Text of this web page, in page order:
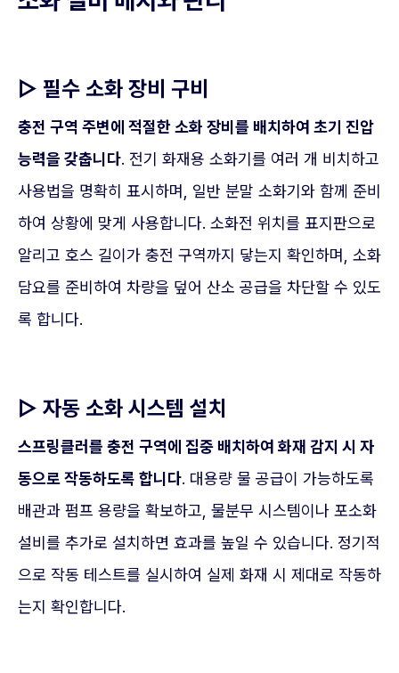
▷ 필수 소화 장비 구비
충전 구역 주변에 적절한 소화 장비를 배치하여 초기 진압
능력을 갖춥니다. 전기 화재용 소화기를 여러 개 비치하고
사용법을 명확히 표시하며, 일반 분말 소화기와 함께 준비
하여 상황에 맞게 사용합니다. 소화전 위치를 표지판으로
알리고 호스 길이가 충전 구역까지 닿는지 확인하며, 소화
담요를 준비하여 차량을 덮어 산소 공급을 차단할 수 있도
록 합니다.
▷ 자동 소화 시스템 설치
스프링클러를 충전 구역에 집중 배치하여 화재 감지 시 자
동으로 작동하도록 합니다. 대용량 물 공급이 가능하도록
배관과 펌프 용량을 확보하고, 물분무 시스템이나 포소화
설비를 추가로 설치하면 효과를 높일 수 있습니다. 정기적
으로 작동 테스트를 실시하여 실제 화재 시 제대로 작동하
는지 확인합니다.